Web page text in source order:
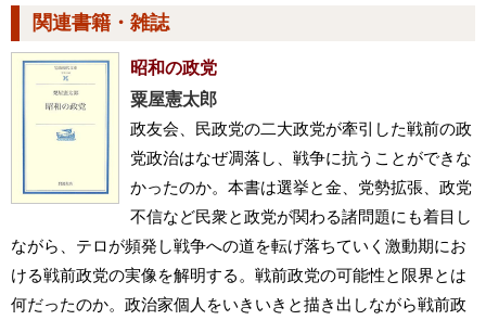
関連書籍・雑誌
昭和の政党
粟屋憲太郎
政友会、民政党の二大政党が牽引した戦前の政
党政治はなぜ凋落し、戦争に抗うことができな
かったのか。本書は選挙と金、党勢拡張、政党
不信など民衆と政党が関わる諸問題にも着目し
ながら、テロが頻発し戦争への道を転げ落ちていく激動期にお
ける戦前政党の実像を解明する。戦前政党の可能性と限界とは
何だったのか。政治家個人をいきいきと描き出しながら戦前政